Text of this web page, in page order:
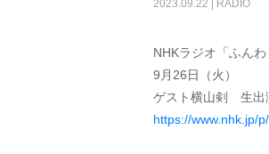
2023.09.22 RADIO
NHKラジオ「ふんわ
9月26日（火）
ゲスト横山剣 生出
https://www.nhk.jp/